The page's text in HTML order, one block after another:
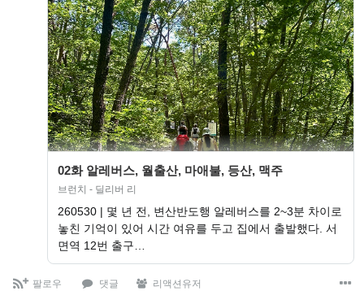
02화 알레버스, 월출산, 마애불, 등산, 맥주
브런치 - 딜리버 리
260530 | 몇 년 전, 변산반도행 알레버스를 2~3분 차이로
놓친 기억이 있어 시간 여유를 두고 집에서 출발했다. 서
면역 12번 출구…
팔로우 댓글 리액션유저